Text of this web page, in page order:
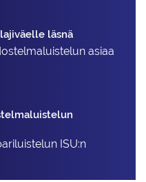
läsnä
asiaa
ISU:n